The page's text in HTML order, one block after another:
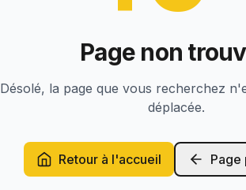
Page non
Désolé, la page que vous recherchez
déplacée.
Retour à l'accueil Page